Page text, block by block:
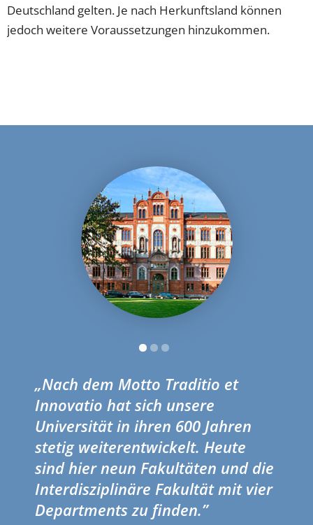
Deutschland gelten. Je nach Herkunftsland können
jedoch weitere Voraussetzungen hinzukommen.
„Nach dem Motto Traditio et
Innovatio hat sich unsere
Universität in ihren 600 Jahren
stetig weiterentwickelt. Heute
sind hier neun Fakultäten und die
Interdisziplinäre Fakultät mit vier
Departments zu finden.”